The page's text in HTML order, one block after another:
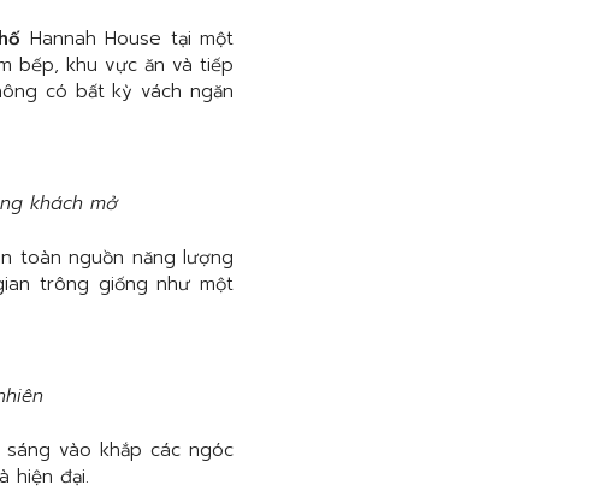
Hannah House tại một
bếp, khu vực ăn và tiếp
có bất kỳ vách ngăn
khách mở
toàn nguồn năng lượng
trông giống như một
vào khắp các ngóc
hiện đại.